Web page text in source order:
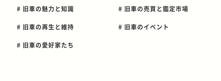
# 旧車の魅力と知識 # 旧車の売買と鑑定市場
# 旧車の再生と維持 # 旧車のイベント
# 旧車の愛好家たち